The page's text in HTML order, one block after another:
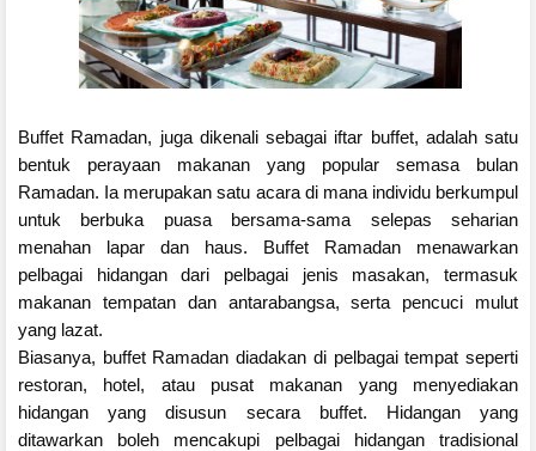
Buffet Ramadan, juga dikenali sebagai iftar buffet, adalah satu
bentuk perayaan makanan yang popular semasa bulan
Ramadan. Ia merupakan satu acara di mana individu berkumpul
untuk berbuka puasa bersama-sama selepas seharian
menahan lapar dan haus. Buffet Ramadan menawarkan
pelbagai hidangan dari pelbagai jenis masakan, termasuk
makanan tempatan dan antarabangsa, serta pencuci mulut
yang lazat.
Biasanya, buffet Ramadan diadakan di pelbagai tempat seperti
restoran, hotel, atau pusat makanan yang menyediakan
hidangan yang disusun secara buffet. Hidangan yang
ditawarkan boleh mencakupi pelbagai hidangan tradisional